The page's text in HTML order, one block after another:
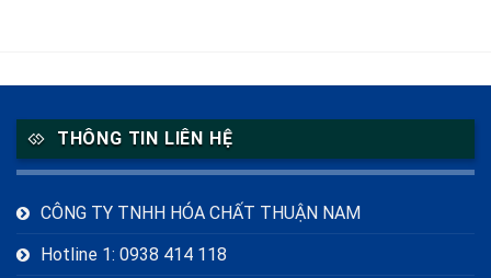
THÔNG TIN LIÊN HỆ
CÔNG TY TNHH HÓA CHẤT THUẬN NAM
Hotline 1: 0938 414 118